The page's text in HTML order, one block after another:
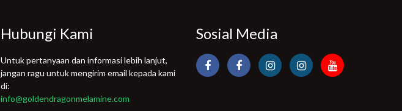
Hubungi Kami
Untuk pertanyaan dan informasi lebih lanjut,
jangan ragu untuk mengirim email kepada kami
di:
info@goldendragonmelamine.com
Sosial Media